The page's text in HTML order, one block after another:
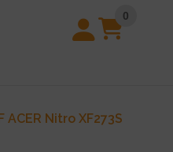
0
ACER Nitro XF273S